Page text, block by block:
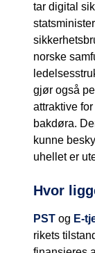
tar digital
norske
gjør også
attraktive
bakdøra.
kunne
uhellet er
Hvor
PST og E-
rikets